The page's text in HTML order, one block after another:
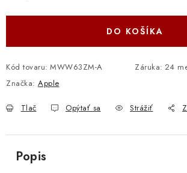
DO KOŠÍKA
Kód tovaru: MWW63ZM-A Záruka: 24
Značka: Apple
Tlač Opýtať sa Strážiť
Popis